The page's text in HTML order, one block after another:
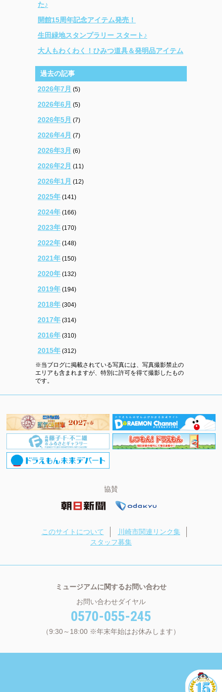
た♪
開館15周年記念アイテム発売！
生田緑地スタンプラリー スタート♪
大人もわくわく！ひみつ道具＆発明品アイテム
過去の記事
2026年7月 (5)
2026年6月 (5)
2026年5月 (7)
2026年4月 (7)
2026年3月 (6)
2026年2月 (11)
2026年1月 (12)
2025年 (141)
2024年 (166)
2023年 (170)
2022年 (148)
2021年 (150)
2020年 (132)
2019年 (194)
2018年 (304)
2017年 (314)
2016年 (310)
2015年 (312)
※当ブログに掲載されている写真には、写真撮影禁止の
エリアも含まれますが、特別に許可を得て撮影したもの
です。
協賛
このサイトについて
川崎市関連リンク集
スタッフ募集
ミュージアムに関するお問い合わせ
お問い合わせダイヤル
0570-055-245
（9:30～18:00 ※年末年始はお休みします）